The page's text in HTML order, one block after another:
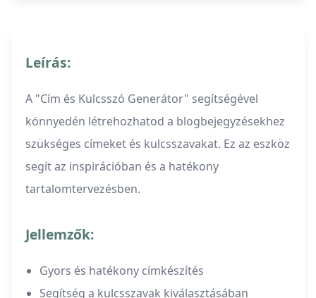
Leírás:
A "Cím és Kulcsszó Generátor" segítségével
könnyedén létrehozhatod a blogbejegyzésekhez
szükséges címeket és kulcsszavakat. Ez az eszköz
segít az inspirációban és a hatékony
tartalomtervezésben.
Jellemzők:
Gyors és hatékony címkészítés
Segítség a kulcsszavak kiválasztásában